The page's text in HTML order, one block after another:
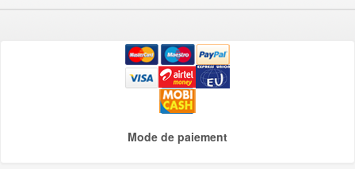
ACCESSOIRES TELE [0]
Mode de paiement